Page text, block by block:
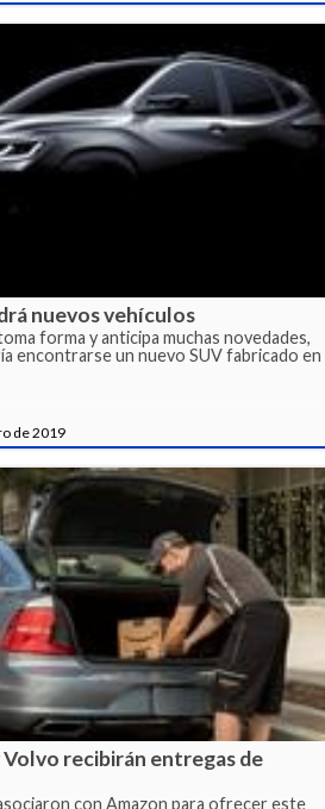
nuevos vehículos
forma y anticipa muchas novedades,
encontrarse un nuevo SUV fabricado en
de 2019
recibirán entregas de
con Amazon para ofrecer este